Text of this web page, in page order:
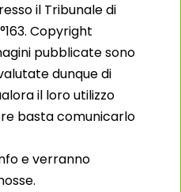
il Tribunale di
Copyright
pubblicate sono
dunque di
il loro utilizzo
basta comunicarlo
e verranno